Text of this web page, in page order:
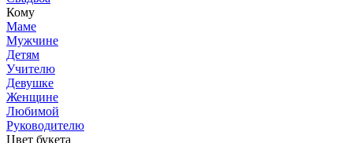
Кому
Маме
Мужчине
Детям
Учителю
Девушке
Женщине
Любимой
Руководителю
Цвет букета